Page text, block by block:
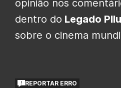
opinião nos
dentro do Legado
sobre o cinema
REPORTAR ERRO